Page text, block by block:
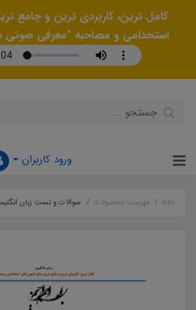
کامل ترین، کاربردی ترین و جامع
استخدامی و مصاحبه "معرفی صوتی
ورود کاربران
خانه فهرست محصولات سوالات و تست زبان